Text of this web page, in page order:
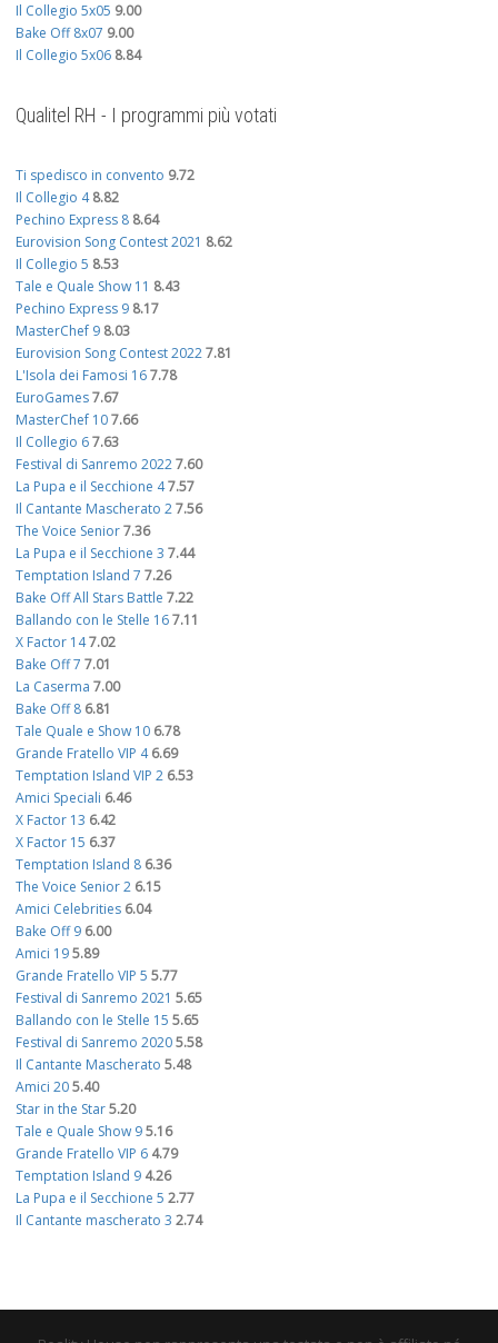
Il Collegio 5x05 9.00
Bake Off 8x07 9.00
Il Collegio 5x06 8.84
Qualitel RH - I programmi più votati
Ti spedisco in convento 9.72
Il Collegio 4 8.82
Pechino Express 8 8.64
Eurovision Song Contest 2021 8.62
Il Collegio 5 8.53
Tale e Quale Show 11 8.43
Pechino Express 9 8.17
MasterChef 9 8.03
Eurovision Song Contest 20227.81
L'Isola dei Famosi 167.78
EuroGames7.67
MasterChef 107.66
Il Collegio 67.63
Festival di Sanremo 20227.60
La Pupa e il Secchione 47.57
Il Cantante Mascherato 27.56
The Voice Senior7.36
La Pupa e il Secchione 3 7.44
Temptation Island 7 7.26
Bake Off All Stars Battle 7.22
Ballando con le Stelle 167.11
X Factor 147.02
Bake Off 7 7.01
La Caserma 7.00
Bake Off 8 6.81
Tale Quale e Show 10 6.78
Grande Fratello VIP 4 6.69
Temptation Island VIP 2 6.53
Amici Speciali 6.46
X Factor 13 6.42
X Factor 15 6.37
Temptation Island 8 6.36
The Voice Senior 2 6.15
Amici Celebrities 6.04
Bake Off 9 6.00
Amici 195.89
Grande Fratello VIP 5 5.77
Festival di Sanremo 2021 5.65
Ballando con le Stelle 15 5.65
Festival di Sanremo 20205.58
Il Cantante Mascherato 5.48
Amici 205.40
Star in the Star5.20
Tale e Quale Show 95.16
Grande Fratello VIP 6 4.79
Temptation Island 9 4.26
La Pupa e il Secchione 5 2.77
Il Cantante mascherato 3 2.74